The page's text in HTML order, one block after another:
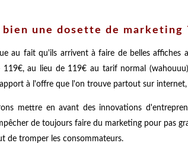
une dosette de marketing
au fait qu'ils arrivent à faire de belles affiches
au lieu de 119€ au tarif normal
à l'offre que l'on trouve partout sur
mettre en avant des innovations
de toujours faire du marketing pour pas
de tromper les consommateurs.